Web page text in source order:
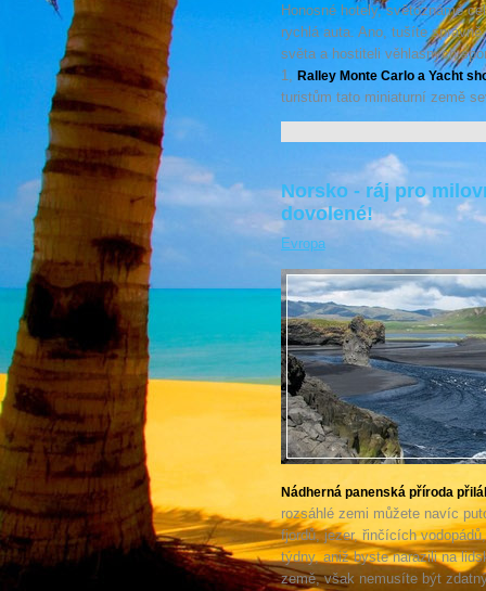
Honosné hotely, světoznámé
rychlá auta. Ano, tušíte
světa a hostiteli věhlasných
1, Ralley Monte Carlo a Yacht
turistům tato miniaturní země
Norsko - ráj pro
dovolené!
Evropa
Nádherná panenská příroda
rozsáhlé zemi můžete navíc
fjordů, jezer, řinčících
týdny, aniž byste narazili na
země, však nemusíte být